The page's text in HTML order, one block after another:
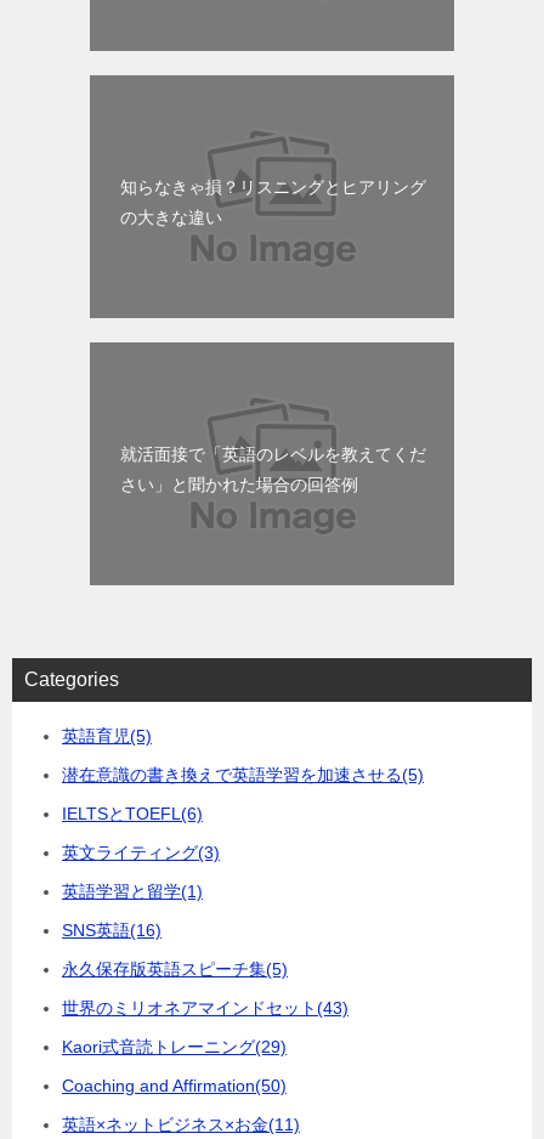
知らなきゃ損？リスニングとヒアリング
の大きな違い
就活面接で「英語のレベルを教えてくだ
さい」と聞かれた場合の回答例
Categories
英語育児(5)
潜在意識の書き換えで英語学習を加速させる(5)
IELTSとTOEFL (6)
英文ライティング(3)
英語学習と留学(1)
SNS英語(16)
永久保存版英語スピーチ集(5)
世界のミリオネアマインドセット(43)
Kaori式音読トレーニング(29)
Coaching and Affirmation(50)
英語×ネットビジネス×お金(11)